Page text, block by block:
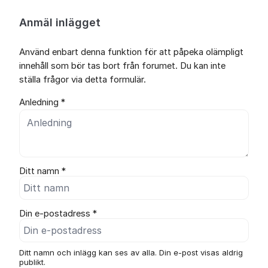
Anmäl inlägget
Använd enbart denna funktion för att påpeka olämpligt
innehåll som bör tas bort från forumet. Du kan inte
ställa frågor via detta formulär.
Anledning *
Ditt namn *
Din e-postadress *
Ditt namn och inlägg kan ses av alla. Din e-post visas aldrig
publikt.